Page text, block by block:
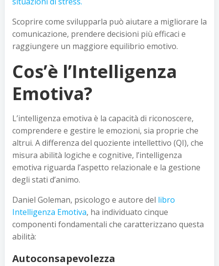
Scoprire come svilupparla può aiutare a migliorare la
comunicazione, prendere decisioni più efficaci e
raggiungere un maggiore equilibrio emotivo.
Cos’è l’Intelligenza
Emotiva?
L’intelligenza emotiva è la capacità di riconoscere,
comprendere e gestire le emozioni, sia proprie che
altrui. A differenza del quoziente intellettivo (QI), che
misura abilità logiche e cognitive, l’intelligenza
emotiva riguarda l’aspetto relazionale e la gestione
degli stati d’animo.
Daniel Goleman, psicologo e autore del libro
Intelligenza Emotiva, ha individuato cinque
componenti fondamentali che caratterizzano questa
abilità:
Autoconsapevolezza